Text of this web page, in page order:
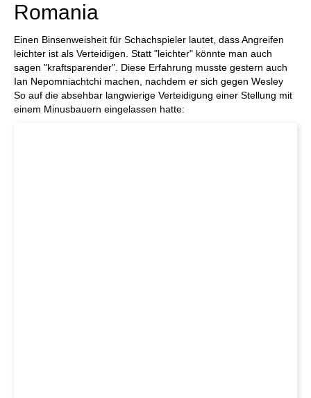
Romania
Einen Binsenweisheit für Schachspieler lautet, dass Angreifen
leichter ist als Verteidigen. Statt "leichter" könnte man auch
sagen "kraftsparender". Diese Erfahrung musste gestern auch
Ian Nepomniachtchi machen, nachdem er sich gegen Wesley
So auf die absehbar langwierige Verteidigung einer Stellung mit
einem Minusbauern eingelassen hatte: